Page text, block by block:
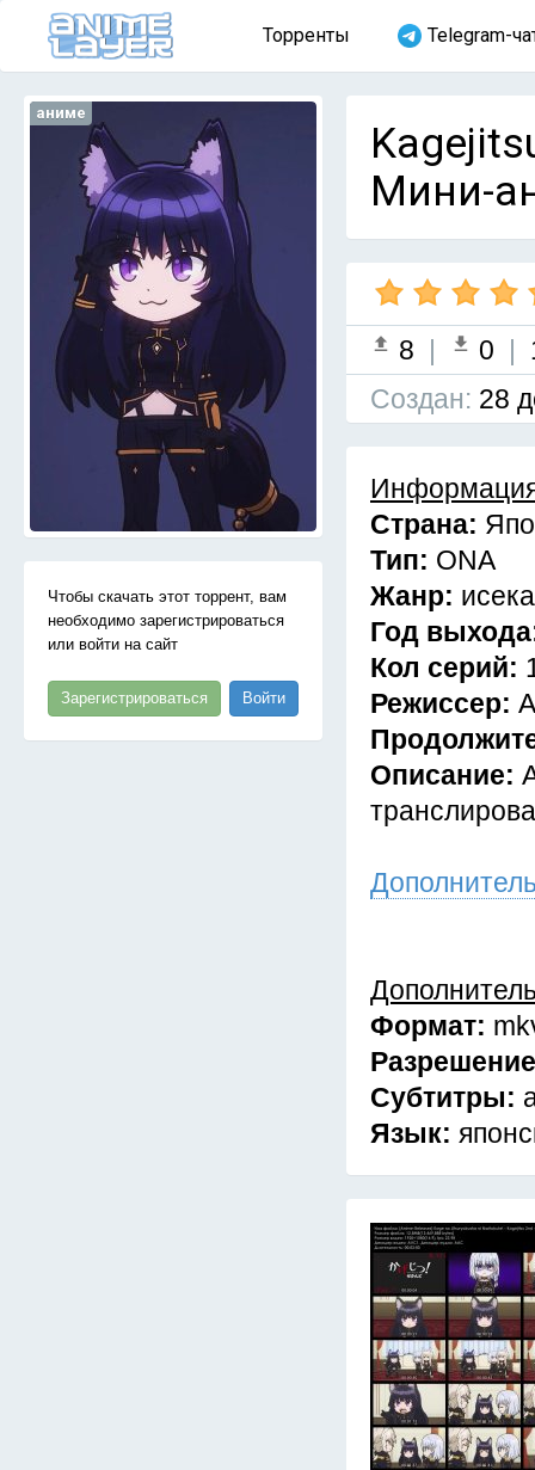
Торренты Telegram-
аниме
Чтобы скачать этот торрент, вам
необходимо зарегистрироваться
или войти на сайт
Зарегистрироваться Войти
Мини-
8 | 0 |
Cоздан: 28
Страна:
Тип: ONA
Жанр:
Год
Кол серий:
Режиссер:
Описание:
Формат:
Субтитры:
Язык: